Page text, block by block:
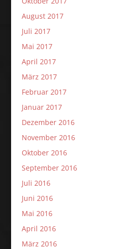
August 2017
Juli 2017
Mai 2017
April 2017
März 2017
Februar 2017
Januar 2017
Dezember 2016
November 2016
Oktober 2016
September 2016
Juli 2016
Juni 2016
Mai 2016
April 2016
März 2016